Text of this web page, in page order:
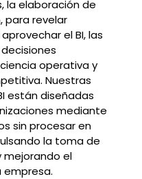
la elaboración de
para revelar
el BI, las
operativa y
Nuestras
están diseñadas
mediante
sin procesar en
la toma de
mejorando el
empresa.